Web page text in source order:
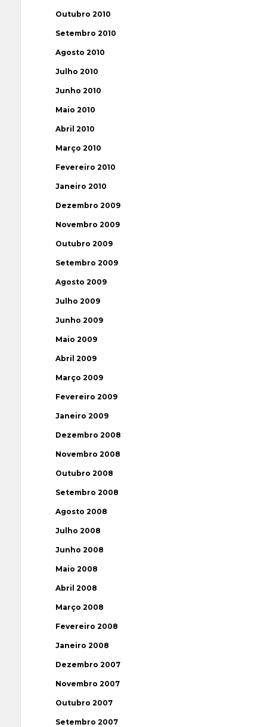
Outubro 2010
Setembro 2010
Agosto 2010
Julho 2010
Junho 2010
Maio 2010
Abril 2010
Março 2010
Fevereiro 2010
Janeiro 2010
Dezembro 2009
Novembro 2009
Outubro 2009
Setembro 2009
Agosto 2009
Julho 2009
Junho 2009
Maio 2009
Abril 2009
Março 2009
Fevereiro 2009
Janeiro 2009
Dezembro 2008
Novembro 2008
Outubro 2008
Setembro 2008
Agosto 2008
Julho 2008
Junho 2008
Maio 2008
Abril 2008
Março 2008
Fevereiro 2008
Janeiro 2008
Dezembro 2007
Novembro 2007
Outubro 2007
Setembro 2007